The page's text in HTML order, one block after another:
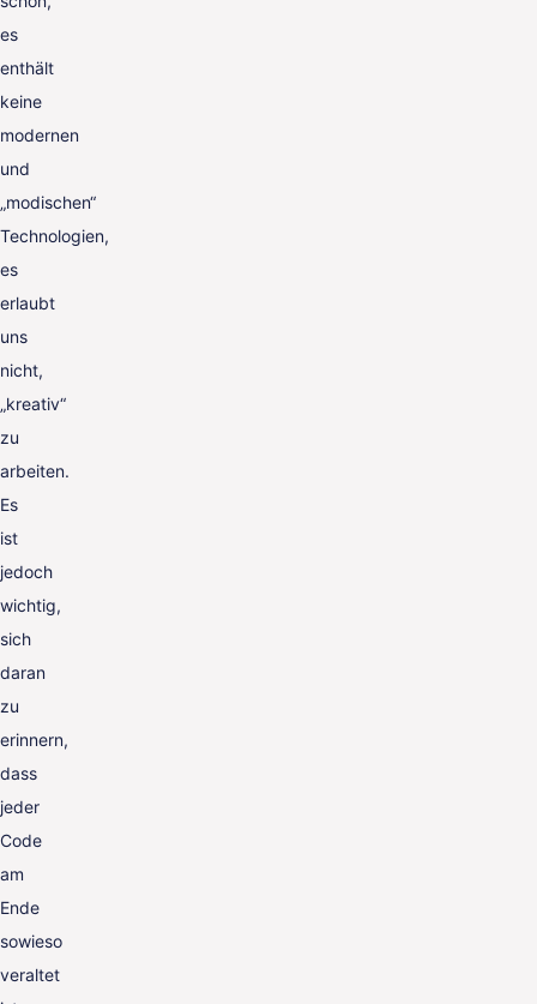
es
enthält
keine
modernen
und
„modischen“
Technologien,
es
erlaubt
uns
nicht,
„kreativ“
zu
arbeiten.
Es
ist
jedoch
wichtig,
sich
daran
zu
erinnern,
dass
jeder
Code
am
Ende
sowieso
veraltet